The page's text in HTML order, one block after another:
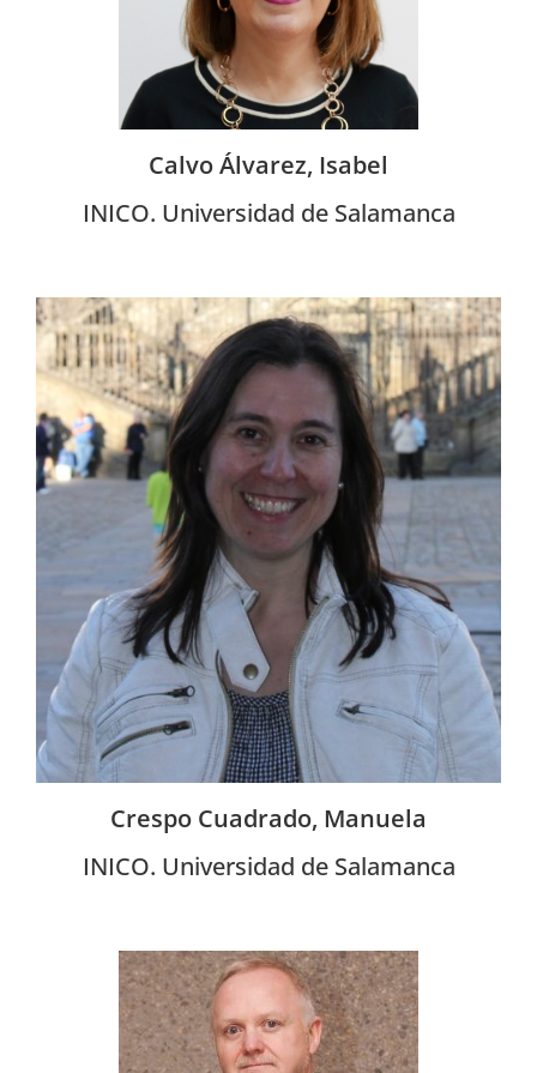
Calvo Álvarez, Isabel
INICO. Universidad de Salamanca
Crespo Cuadrado, Manuela
INICO. Universidad de Salamanca